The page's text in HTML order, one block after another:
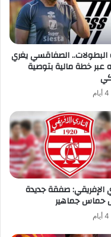
البطولات.. الصفاقسي يغري
عبر خطة مالية بتوصية
الإفريقي: صفقة جديدة
حماس جماهير